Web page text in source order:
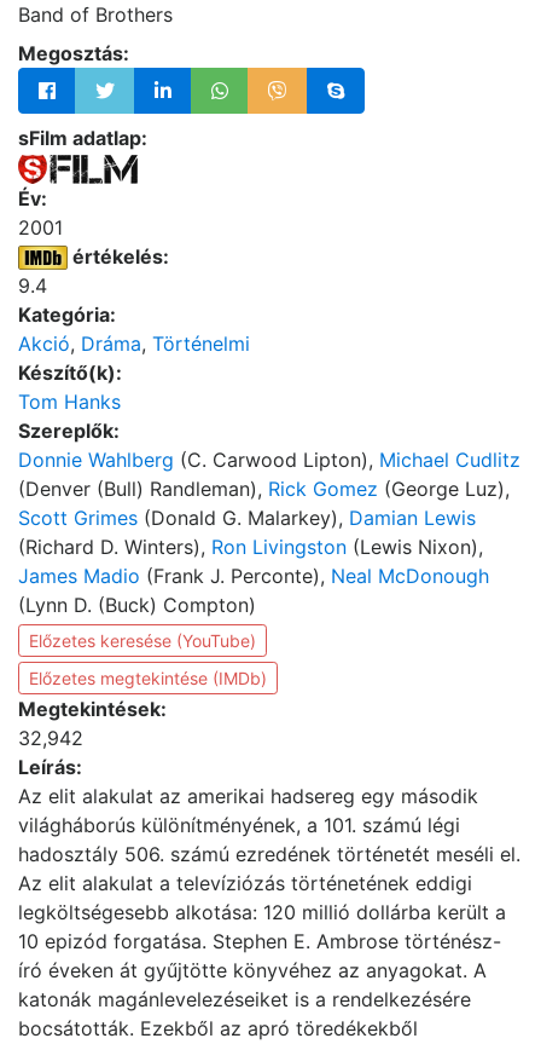
Band of Brothers
Megosztás:
sFilm adatlap:
Év:
2001
értékelés:
9.4
Kategória:
Akció, Dráma, Történelmi
Készítő(k):
Tom Hanks
Szereplők:
Donnie Wahlberg (C. Carwood Lipton), Michael Cudlitz
(Denver (Bull) Randleman), Rick Gomez (George Luz),
Scott Grimes (Donald G. Malarkey), Damian Lewis
(Richard D. Winters), Ron Livingston (Lewis Nixon),
James Madio (Frank J. Perconte), Neal McDonough
(Lynn D. (Buck) Compton)
Előzetes keresése (YouTube)
Előzetes megtekintése (IMDb)
Megtekintések:
32,942
Leírás:
Az elit alakulat az amerikai hadsereg egy második
világháborús különítményének, a 101. számú légi
hadosztály 506. számú ezredének történetét meséli el.
Az elit alakulat a televíziózás történetének eddigi
legköltségesebb alkotása: 120 millió dollárba került a
10 epizód forgatása. Stephen E. Ambrose történész-
író éveken át gyűjtötte könyvéhez az anyagokat. A
katonák magánlevelezéseiket is a rendelkezésére
bocsátották. Ezekből az apró töredékekből